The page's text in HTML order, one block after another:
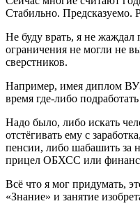
Стабильно. Предсказуемо.
Не буду врать, я не
ограничения не могли не
сверстников.
Например, имея диплом
время где-либо
Надо было, либо искать
отстёгивать ему с
пенсии, либо шабашить за
прицел ОБХСС или
Всё что я мог придумать,
«Знание» и занятие